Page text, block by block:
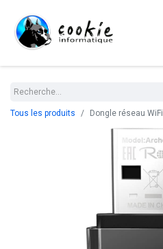
Tous les produits Dongle réseau